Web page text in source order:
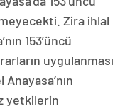
Zira ihlal
153’üncü
uygulanması
yetkilerin